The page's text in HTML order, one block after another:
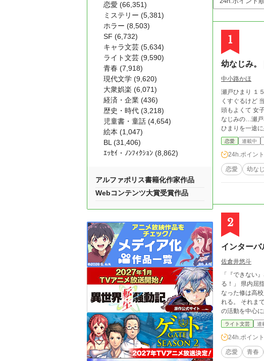
1
幼なじみ。
中小路かほ
瀬戸ひまり １５歳の高校１年生。 小動物のようなぱっちり
くすぐるけど 当の本人はモテてる
頭もよくて 女子から絶大な人気を得ている
なじみの…瀬戸ひまり。 「だ〜いちゃん！いっしょに寝よっ？」 「…バカ、お前っ
ひまりを一途
恋愛 連載中
24h.ポイント
恋愛 幼な
2
インター
佐倉井悠斗
「『できない
る！」 県内屈指のバスケットプレイヤーだった永瀬修は、中学最後の大会で大きな怪我を負ってしまう。 大好きなバスケができなく
なった修は高
れる。 それまで
の活動を中心
ライト文芸 連
24h.ポイント
恋愛 青春
恋愛 (66,351)
ミステリー (5,381)
ホラー (8,503)
SF (6,732)
キャラ文芸 (5,634)
ライト文芸 (9,590)
青春 (7,918)
現代文学 (9,620)
大衆娯楽 (6,071)
経済・企業 (436)
歴史・時代 (3,218)
児童書・童話 (4,654)
絵本 (1,047)
BL (31,406)
ｴｯｾｲ・ﾉﾝﾌｨｸｼｮﾝ (8,862)
アルファポリス書籍化作家作品
Webコンテンツ大賞受賞作品